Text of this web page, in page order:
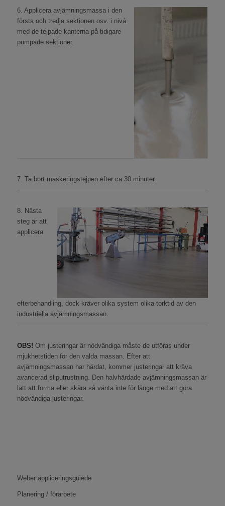
6. Applicera avjämningsmassa i den
första och tredje sektionen osv. i nivå
med de tejpade kanterna på tidigare
pumpade sektioner.
7. Ta bort maskeringstejpen efter ca 30 minuter.
8. Nästa
steg är att
applicera
efterbehandling, dock kräver olika system olika torktid av den
industriella avjämningsmassan.
OBS! Om justeringar är nödvändiga måste de utföras under
mjukhetstiden för den valda massan. Efter att
avjämningsmassan har härdat, kommer justeringar att kräva
avancerad sliputrustning. Den halvhärdade avjämningsmassan är
lätt att forma eller skära så vänta inte för länge med att göra
nödvändiga justeringar.
Weber appliceringsguiede
Planering / förarbete